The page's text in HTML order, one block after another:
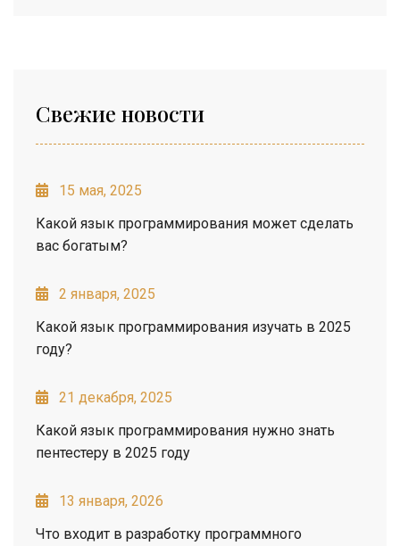
Свежие новости
15 мая, 2025
Какой язык программирования может сделать
вас богатым?
2 января, 2025
Какой язык программирования изучать в 2025
году?
21 декабря, 2025
Какой язык программирования нужно знать
пентестеру в 2025 году
13 января, 2026
Что входит в разработку программного